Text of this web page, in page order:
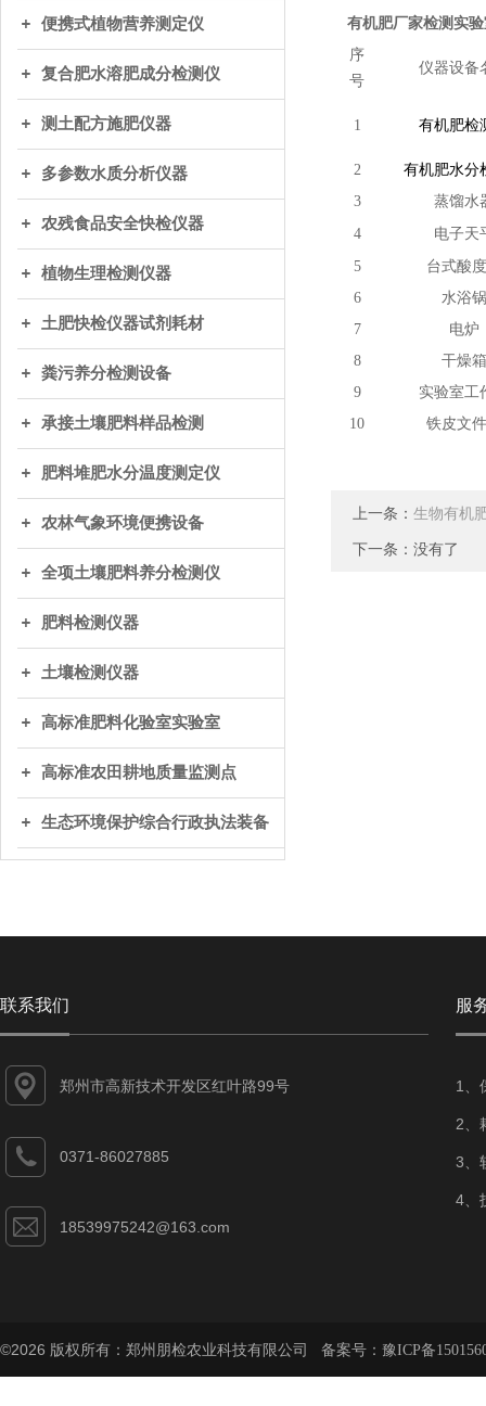
便携式植物营养测定仪
复合肥水溶肥成分检测仪
测土配方施肥仪器
多参数水质分析仪器
农残食品安全快检仪器
植物生理检测仪器
土肥快检仪器试剂耗材
粪污养分检测设备
承接土壤肥料样品检测
肥料堆肥水分温度测定仪
农林气象环境便携设备
全项土壤肥料养分检测仪
肥料检测仪器
土壤检测仪器
高标准肥料化验室实验室
高标准农田耕地质量监测点
生态环境保护综合行政执法装备
有机肥厂家检测实
序
号
仪器设备
1 有机肥检
2
有机肥水分
3
蒸馏水
4
电子天
5
台式酸
6
水浴锅
7
电炉
8
干燥箱
9
实验室工
10
铁皮文
上一条： 生物有机
下一条：没有了
联系我们
郑州市高新技术开发区红叶路99号
0371-86027885
18539975242@163.com
服
1、
2、
3、
4、
©2026 版权所有：郑州朋检农业科技有限公司 备案号： 豫ICP备